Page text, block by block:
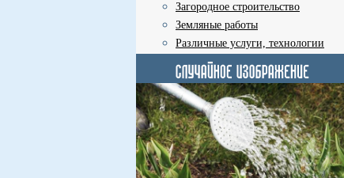
Загородное строительство
Земляные работы
Различные услуги, технологии